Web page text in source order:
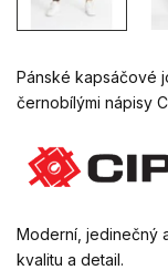
Pánské kapsáčové
černobílými nápisy
Moderní, jedinečný
kvalitu a detail.